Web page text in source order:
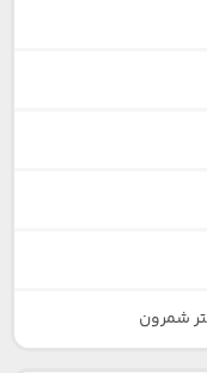
شمرون